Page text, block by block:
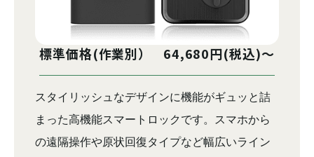
標準価格(作業別） 64,680円(税込)～
スタイリッシュなデザインに機能がギュッと詰
まった高機能スマートロックです。スマホから
の遠隔操作や原状回復タイプなど幅広いライン